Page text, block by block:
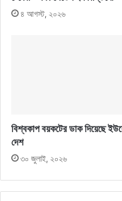
৪ আগস্ট, ২০২৬
বিশ্বকাপ বয়কটের ডাক দিয়েছে
দেশ
৩০ জুলাই, ২০২৬